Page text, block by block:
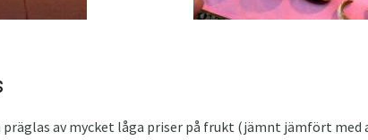
präglas av mycket låga priser på frukt (jämnt jämfört med